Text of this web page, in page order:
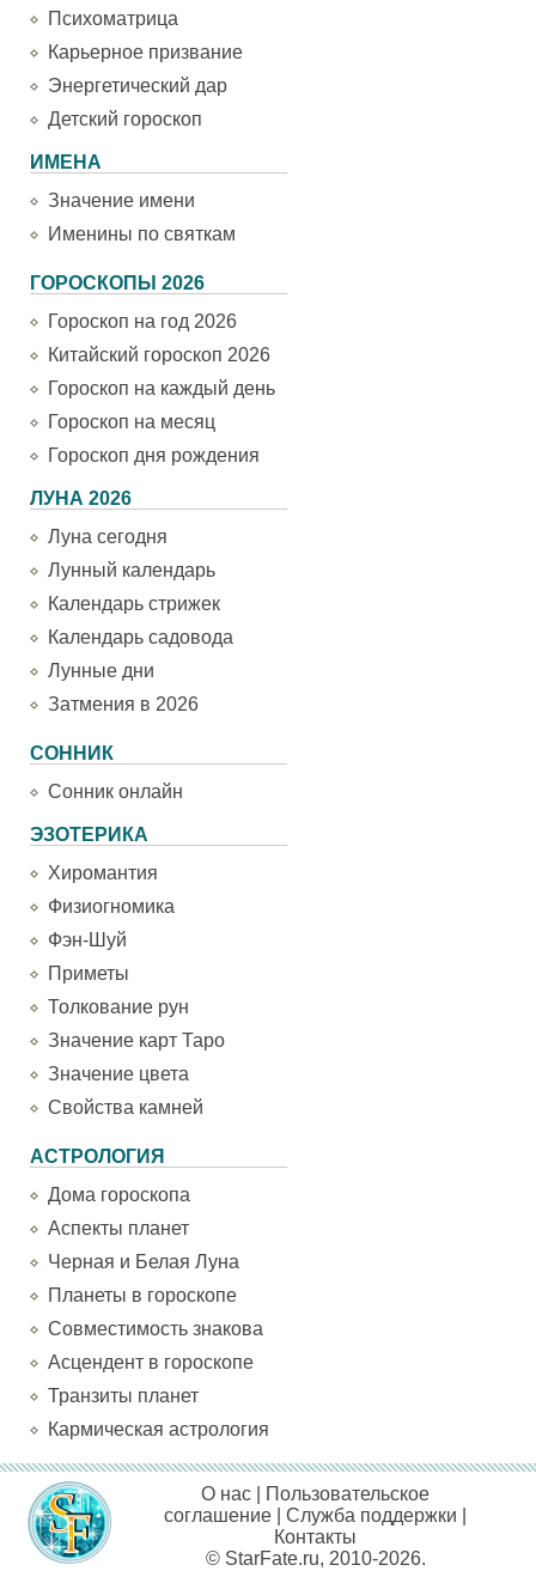
Психоматрица
Карьерное призвание
Энергетический дар
Детский гороскоп
ИМЕНА
Значение имени
Именины по святкам
ГОРОСКОПЫ 2026
Гороскоп на год 2026
Китайский гороскоп 2026
Гороскоп на каждый день
Гороскоп на месяц
Гороскоп дня рождения
ЛУНА 2026
Луна сегодня
Лунный календарь
Календарь стрижек
Календарь садовода
Лунные дни
Затмения в 2026
СОННИК
Сонник онлайн
ЭЗОТЕРИКА
Хиромантия
Физиогномика
Фэн-Шуй
Приметы
Толкование рун
Значение карт Таро
Значение цвета
Свойства камней
АСТРОЛОГИЯ
Дома гороскопа
Аспекты планет
Черная и Белая Луна
Планеты в гороскопе
Совместимость знакова
Асцендент в гороскопе
Транзиты планет
Кармическая астрология
О нас
Пользовательское
соглашение |Служба поддержки
Контакты
© StarFate.ru, 2010-2026.